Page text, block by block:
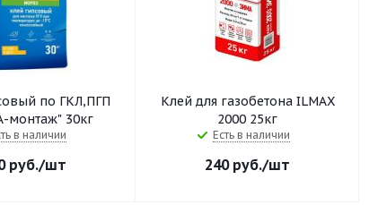
по ГКЛ,ПГП
монтаж" 30кг
в наличии
руб./шт
Клей для газобетона ILMAX
2000 25кг
Есть в наличии
240руб./шт